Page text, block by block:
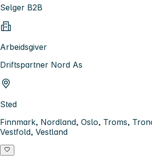
Selger B2B
Arbeidsgiver
Driftspartner Nord As
Sted
Finnmark, Nordland, Oslo, Troms,
Vestfold, Vestland